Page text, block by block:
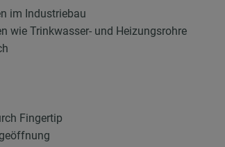
im Industriebau
wie Trinkwasser- und Heizungsrohre
Fingertip